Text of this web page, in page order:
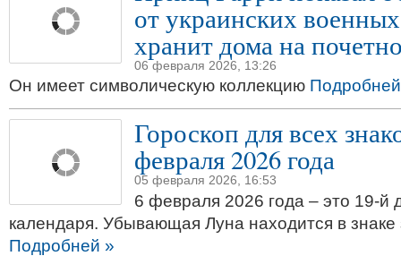
от украинских
хранит дома на
06 февраля 2026, 13:26
Он имеет символическую коллекцию
Гороскоп для всех
февраля 2026 года
05 февраля 2026, 16:53
6 февраля 2026 года – это 19-й
календаря. Убывающая Луна находится в
Подробней »